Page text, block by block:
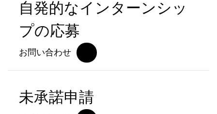
自発的なインターンシッ
プの応募
お問い合わせ
未承諾申請